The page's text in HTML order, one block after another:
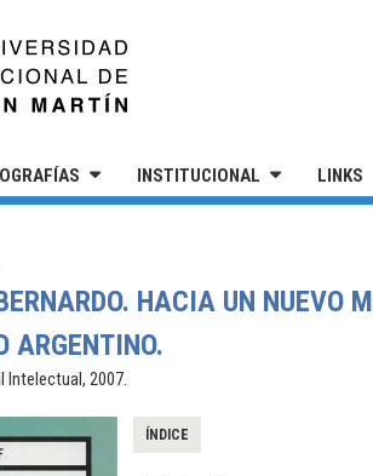
INSTITUCIONAL LINKS
AQUÍ
HACIA UN NUEVO
ARGENTINO.
Intelectual, 2007.
ÍNDICE